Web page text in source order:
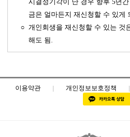
시결정기각이 난 경우 향후 5년
금은 얼마든지 재신청할 수 있게
○ 개인회생을 재신청할 수 있는 것
해도 됨.
이용약관 | 개인정보보호정책 |